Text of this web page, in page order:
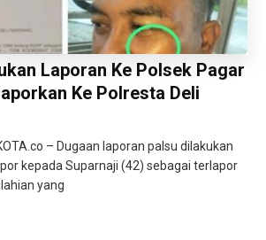
Laporan Ke Polsek Pagar
Ke Polresta Deli
– Dugaan laporan palsu dilakukan
kepada Suparnaji (42) sebagai terlapor
yang